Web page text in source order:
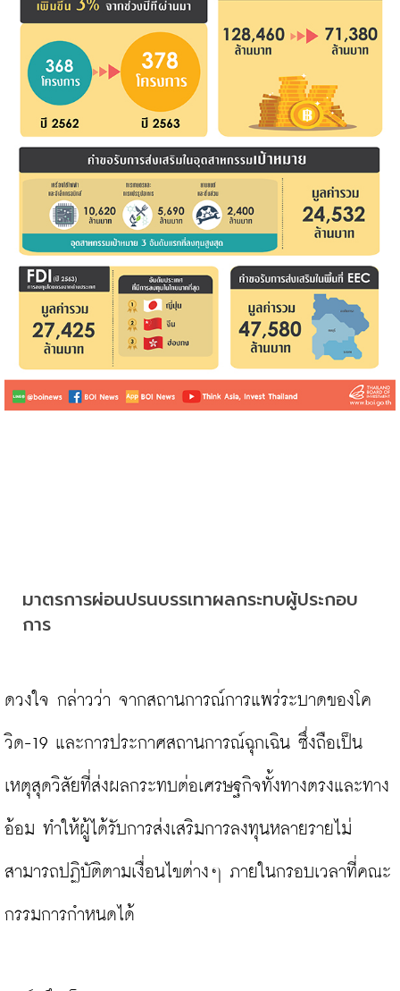
มาตรการผ่อนปรนบรรเทาผลกระทบผู้ประกอบ
การ
ดวงใจ กล่าวว่า จากสถานการณ์การแพร่ระบาดของโค
วิด-19 และการประกาศสถานการณ์ฉุกเฉิน ซึ่งถือเป็น
เหตุสุดวิสัยที่ส่งผลกระทบต่อเศรษฐกิจทั้งทางตรงและทาง
อ้อม ทำให้ผู้ได้รับการส่งเสริมการลงทุนหลายรายไม่
สามารถปฏิบัติตามเงื่อนไขต่างๆ ภายในกรอบเวลาที่คณะ
กรรมการกำหนดได้